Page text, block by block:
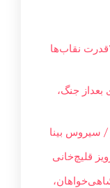
نقاب‌ها
بعداز جنگ،
سیروس بینا
قلیچ‌خانی